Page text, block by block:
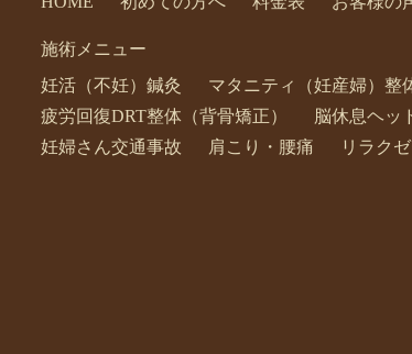
施術メニュー
妊活（不妊）鍼灸
マタニティ（妊産婦）整
疲労回復DRT整体（背骨矯正）
脳休息ヘッ
妊婦さん交通事故
肩こり・腰痛 リラク